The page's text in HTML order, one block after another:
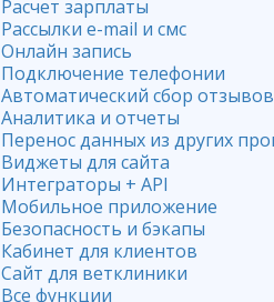
Расчет зарплаты
Рассылки e-mail и смс
Онлайн запись
Подключение телефонии
Автоматический сбор отзывов
Аналитика и отчеты
Перенос данных из других
Виджеты для сайта
Интеграторы + API
Мобильное приложение
Безопасность и бэкапы
Кабинет для клиентов
Сайт для ветклиники
Все функции